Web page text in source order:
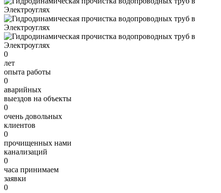
0
лет
опыта работы
0
аварийных
выездов на объекты
0
очень довольных
клиентов
0
прочищенных нами
канализаций
0
часа принимаем
заявки
0